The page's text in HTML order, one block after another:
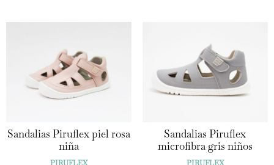
45,95 €.
36,76 €.
Sandalias Piruflex piel rosa
niña
Sandalias Piruflex
microfibra gris niños